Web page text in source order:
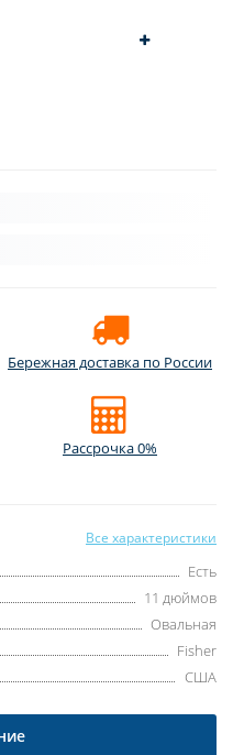
Бережная доставка по России
Рассрочка 0%
Все характеристики
Есть
11 дюймов
Овальная
Fisher
США